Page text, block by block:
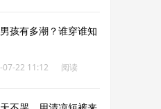
孩有多潮？谁穿谁知
07-22 11:12
阅读